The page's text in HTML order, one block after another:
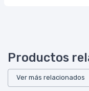
Productos
Ver más relacionados